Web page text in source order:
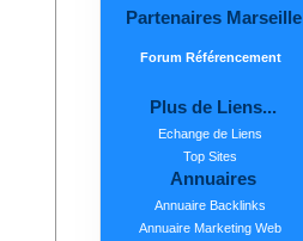
Partenaires Marseille
Forum Référencement
Plus de Liens...
Echange de Liens
Top Sites
Annuaires
Annuaire Backlinks
Annuaire Marketing Web